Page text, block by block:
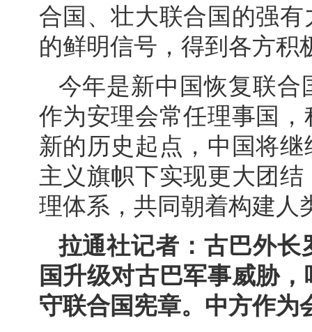
合国、壮大联合国的强
的鲜明信号，得到各方积
今年是新中国恢复联合
作为安理会常任理事国
新的历史起点，中国将
主义旗帜下实现更大团
理体系，共同朝着构建人
拉通社记者：古巴外长
国升级对古巴军事威胁
守联合国宪章。中方作为